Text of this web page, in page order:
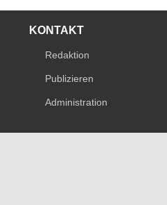
KONTAKT
Redaktion
Publizieren
Administration